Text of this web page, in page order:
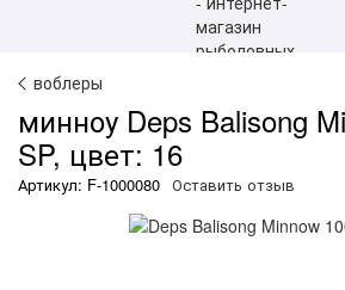
воблеры
минноу Deps Balisong
SP, цвет: 16
Артикул: F-1000080 Оставить отзыв